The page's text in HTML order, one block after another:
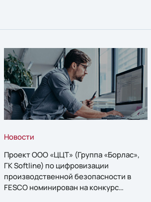
Новости
Проект ООО «ЦЦТ» (Группа «Борлас»,
ГК Softline) по цифровизации
производственной безопасности в
FESCO номинирован на конкурс